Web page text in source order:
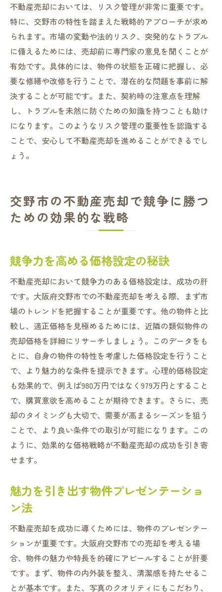
不動産売却においては、リスク管理が非常に重要です。
特に、交野市の特性を踏まえた戦略的アプローチが求め
られます。市場の変動や法的リスク、突発的なトラブル
に備えるためには、売却前に専門家の意見を聞くことが
有効です。具体的には、物件の状態を正確に把握し、必
要な修繕や改修を行うことで、潜在的な問題を事前に解
決することが可能です。また、契約時の注意点を理解
し、トラブルを未然に防ぐための知識を持つことも助け
になります。このようなリスク管理の重要性を認識する
ことで、安心して不動産売却を進めることができるでし
ょう。
交野市の不動産売却で競争に勝つ
ための効果的な戦略
競争力を高める価格設定の秘訣
不動産売却において競争力のある価格設定は、成功の肝
です。大阪府交野市での不動産売却を考える際、まず市
場のトレンドを把握することが重要です。他の物件と比
較し、適正価格を見極めるためには、近隣の類似物件の
売却価格を詳細にリサーチしましょう。このデータをも
とに、自身の物件の特性を考慮した価格設定を行うこと
で、より魅力的な条件を提示できます。心理的価格設定
も効果的で、例えば980万円ではなく979万円とすること
で、購買意欲を高めることが期待できます。さらに、売
却のタイミングも大切で、需要が高まるシーズンを狙う
ことで、より良い条件での取引が可能になります。この
ように、効果的な価格戦略が不動産売却の成功を引き寄
せます。
魅力を引き出す物件プレゼンテーショ
ン法
不動産売却を成功に導くためには、物件のプレゼンテー
ションが重要です。大阪府交野市での売却を考える場
合、物件の魅力や特長を的確にアピールすることが肝要
です。まず、物件の内外装を整え、清潔感を持たせるこ
とが基本です。また、写真のクオリティにもこだわり、